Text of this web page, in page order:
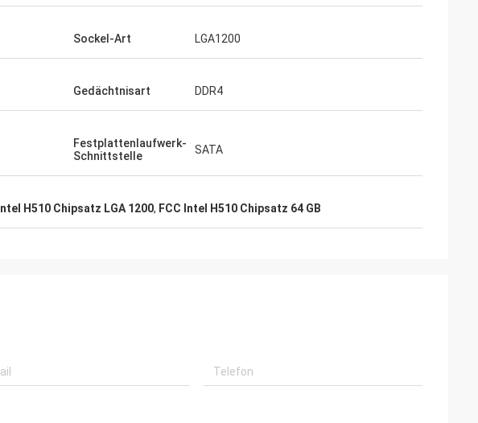
Sockel-Art LGA1200
Gedächtnisart DDR4
Festplattenlaufwerk-
Schnittstelle
SATA
Intel H510 Chipsatz LGA 1200, FCC Intel H510 Chipsatz 64 GB